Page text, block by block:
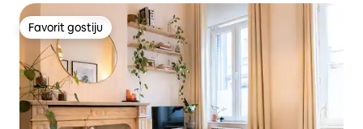
Favorit gostiju
Favorit gostiju